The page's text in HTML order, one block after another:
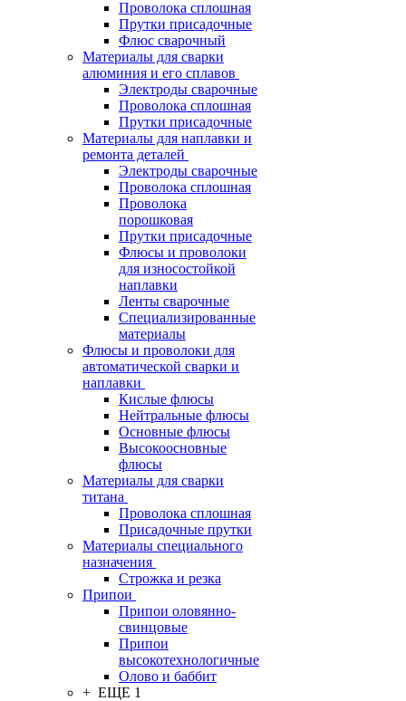
Проволока сплошная
Прутки присадочные
Флюс сварочный
Материалы для сварки
алюминия и его сплавов
Электроды сварочные
Проволока сплошная
Прутки присадочные
Материалы для наплавки и
ремонта деталей
Электроды сварочные
Проволока сплошная
Проволока
порошковая
Прутки присадочные
Флюсы и проволоки
для износостойкой
наплавки
Ленты сварочные
Специализированные
материалы
Флюсы и проволоки для
автоматической сварки и
наплавки
Кислые флюсы
Нейтральные флюсы
Основные флюсы
Высокоосновные
флюсы
Материалы для сварки
титана
Проволока сплошная
Присадочные прутки
Материалы специального
назначения
Строжка и резка
Припои
Припои оловянно-
свинцовые
Припои
высокотехнологичные
Олово и баббит
+ ЕЩЕ 1